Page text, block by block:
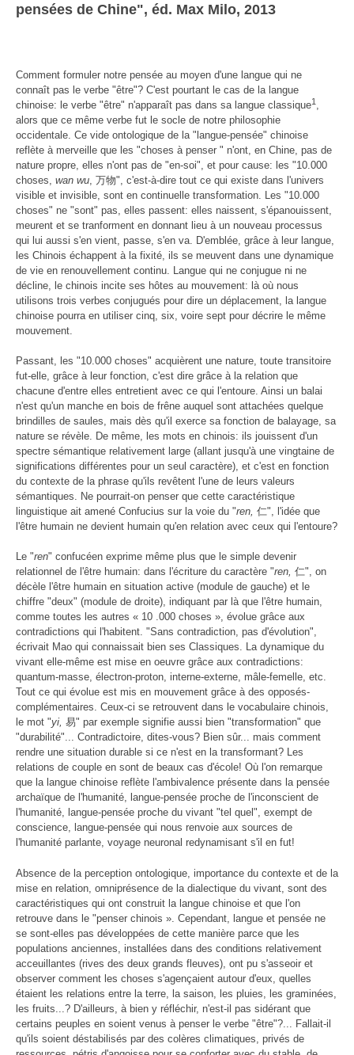
pensées de Chine", éd. Max Milo, 2013
Comment formuler notre pensée au moyen d'une langue qui ne
connaît pas le verbe "être"? C'est pourtant le cas de la langue
chinoise: le verbe "être" n'apparaît pas dans sa langue classique1 ,
alors que ce même verbe fut le socle de notre philosophie
occidentale. Ce vide ontologique de la "langue-pensée" chinoise
reflète à merveille que les "choses à penser " n'ont, en Chine, pas de
nature propre, elles n'ont pas de "en-soi", et pour cause: les "10.000
choses, wan wu, 万物", c'est-à-dire tout ce qui existe dans l'univers
visible et invisible, sont en continuelle transformation. Les "10.000
choses" ne "sont" pas, elles passent: elles naissent, s'épanouissent,
meurent et se tranforment en donnant lieu à un nouveau processus
qui lui aussi s'en vient, passe, s'en va. D'emblée, grâce à leur langue,
les Chinois échappent à la fixité, ils se meuvent dans une dynamique
de vie en renouvellement continu. Langue qui ne conjugue ni ne
décline, le chinois incite ses hôtes au mouvement: là où nous
utilisons trois verbes conjugués pour dire un déplacement, la langue
chinoise pourra en utiliser cinq, six, voire sept pour décrire le même
mouvement.
Passant, les "10.000 choses" acquièrent une nature, toute transitoire
fut-elle, grâce à leur fonction, c'est dire grâce à la relation que
chacune d'entre elles entretient avec ce qui l'entoure. Ainsi un balai
n'est qu'un manche en bois de frêne auquel sont attachées quelque
brindilles de saules, mais dès qu'il exerce sa fonction de balayage, sa
nature se révèle. De même, les mots en chinois: ils jouissent d'un
spectre sémantique relativement large (allant jusqu'à une vingtaine de
significations différentes pour un seul caractère), et c'est en fonction
du contexte de la phrase qu'ils revêtent l'une de leurs valeurs
sémantiques. Ne pourrait-on penser que cette caractéristique
linguistique ait amené Confucius sur la voie du "ren, 仁", l'idée que
l'être humain ne devient humain qu'en relation avec ceux qui l'entoure?
Le "ren" confucéen exprime même plus que le simple devenir
relationnel de l'être humain: dans l'écriture du caractère "ren, 仁", on
décèle l'être humain en situation active (module de gauche) et le
chiffre "deux" (module de droite), indiquant par là que l'être humain,
comme toutes les autres « 10 .000 choses », évolue grâce aux
contradictions qui l'habitent. "Sans contradiction, pas d'évolution",
écrivait Mao qui connaissait bien ses Classiques. La dynamique du
vivant elle-même est mise en oeuvre grâce aux contradictions:
quantum-masse, électron-proton, interne-externe, mâle-femelle, etc.
Tout ce qui évolue est mis en mouvement grâce à des opposés-
complémentaires. Ceux-ci se retrouvent dans le vocabulaire chinois,
le mot "yi, 易" par exemple signifie aussi bien "transformation" que
"durabilité"... Contradictoire, dites-vous? Bien sûr... mais comment
rendre une situation durable si ce n'est en la transformant? Les
relations de couple en sont de beaux cas d'école! Où l'on remarque
que la langue chinoise reflète l'ambivalence présente dans la pensée
archaïque de l'humanité, langue-pensée proche de l'inconscient de
l'humanité, langue-pensée proche du vivant "tel quel", exempt de
conscience, langue-pensée qui nous renvoie aux sources de
l'humanité parlante, voyage neuronal redynamisant s'il en fut!
Absence de la perception ontologique, importance du contexte et de la
mise en relation, omniprésence de la dialectique du vivant, sont des
caractéristiques qui ont construit la langue chinoise et que l'on
retrouve dans le "penser chinois ». Cependant, langue et pensée ne
se sont-elles pas développées de cette manière parce que les
populations anciennes, installées dans des conditions relativement
acceuillantes (rives des deux grands fleuves), ont pu s'asseoir et
observer comment les choses s'agençaient autour d'eux, quelles
étaient les relations entre la terre, la saison, les pluies, les graminées,
les fruits...? D'ailleurs, à bien y réfléchir, n'est-il pas sidérant que
certains peuples en soient venus à penser le verbe "être"?... Fallait-il
qu'ils soient déstabilisés par des colères climatiques, privés de